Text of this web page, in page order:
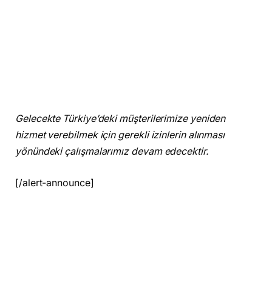
Gelecekte Türkiye’deki müşterilerimize yeniden
hizmet verebilmek için gerekli izinlerin alınması
yönündeki çalışmalarımız devam edecektir.
[/alert-announce]